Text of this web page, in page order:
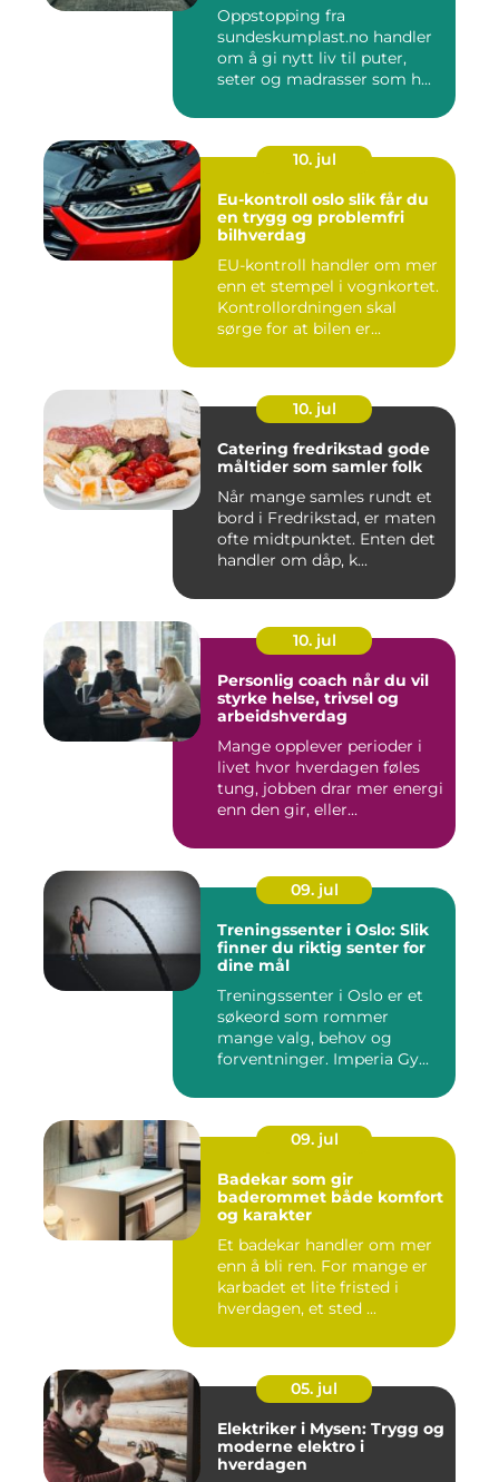
Oppstopping fra
sundeskumplast.no handler
om å gi nytt liv til puter,
seter og madrasser som h...
10. jul
Eu-kontroll oslo slik får du
en trygg og problemfri
bilhverdag
EU-kontroll handler om mer
enn et stempel i vognkortet.
Kontrollordningen skal
sørge for at bilen er...
10. jul
Catering fredrikstad gode
måltider som samler folk
Når mange samles rundt et
bord i Fredrikstad, er maten
ofte midtpunktet. Enten det
handler om dåp, k...
10. jul
Personlig coach når du vil
styrke helse, trivsel og
arbeidshverdag
Mange opplever perioder i
livet hvor hverdagen føles
tung, jobben drar mer energi
enn den gir, eller...
09. jul
Treningssenter i Oslo: Slik
finner du riktig senter for
dine mål
Treningssenter i Oslo er et
søkeord som rommer
mange valg, behov og
forventninger. Imperia Gy...
09. jul
Badekar som gir
baderommet både komfort
og karakter
Et badekar handler om mer
enn å bli ren. For mange er
karbadet et lite fristed i
hverdagen, et sted ...
05. jul
Elektriker i Mysen: Trygg og
moderne elektro i
hverdagen